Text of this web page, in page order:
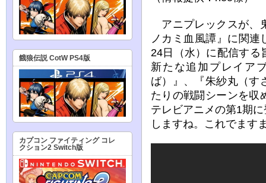
アニプレックスが、
ノカミ血風譚』に関
24日（水）に配信する
新たな追加プレイア
ば）』、『朱紗丸（す
たりの戦闘シーンを収
テレビアニメの第1期
しますね。これでます
餓狼伝説 CotW PS4版
カプコン ファイティング コレ
クション2 Switch版